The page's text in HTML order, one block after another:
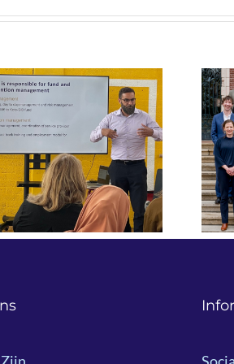
Raadgeversbijeenkomst
2026: samen bouwen
aan effectievere
oplossingen voor
maatschappelijke
vraagstukken.